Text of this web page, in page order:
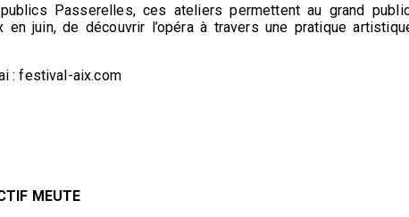
Passerelles, ces ateliers permettent au grand
en juin, de découvrir l’opéra à travers une pratique
: festival-aix.com
MEUTE